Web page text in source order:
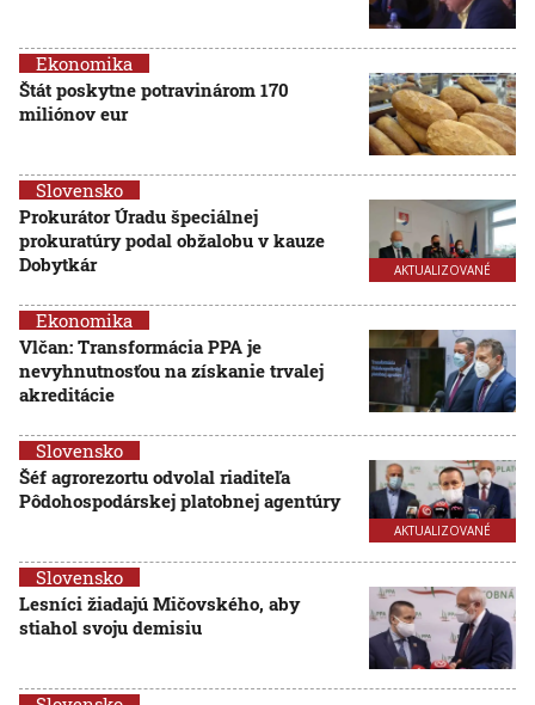
Ekonomika
Štát poskytne potravinárom 170
miliónov eur
AKTUALIZOVANÉ
Slovensko
Prokurátor Úradu špeciálnej
prokuratúry podal obžalobu v kauze
Dobytkár
Ekonomika
Vlčan: Transformácia PPA je
nevyhnutnosťou na získanie trvalej
akreditácie
AKTUALIZOVANÉ
Slovensko
Šéf agrorezortu odvolal riaditeľa
Pôdohospodárskej platobnej agentúry
Slovensko
Lesníci žiadajú Mičovského, aby
stiahol svoju demisiu